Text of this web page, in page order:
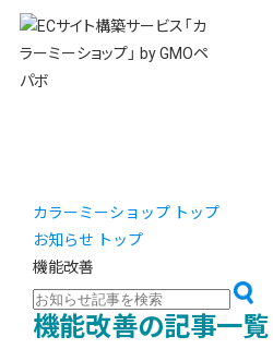
カラーミーショップ トップ
お知らせ トップ
機能改善
機能改善の記事一覧